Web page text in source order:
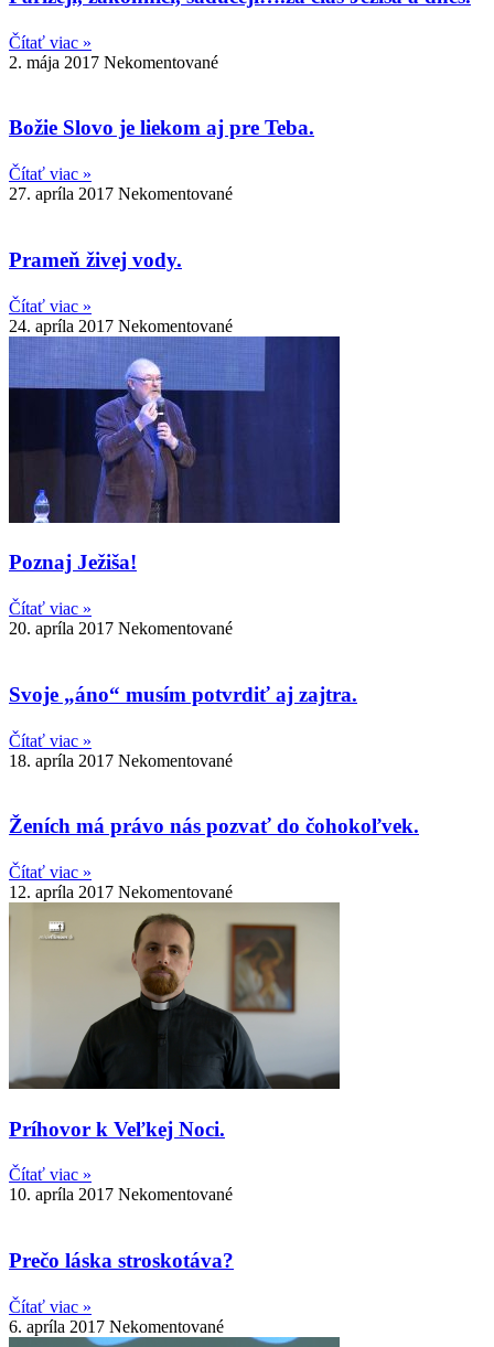
Čítať viac »
2. mája 2017 Nekomentované
Božie Slovo je liekom aj pre Teba.
Čítať viac »
27. apríla 2017 Nekomentované
Prameň živej vody.
Čítať viac »
24. apríla 2017 Nekomentované
Poznaj Ježiša!
Čítať viac »
20. apríla 2017 Nekomentované
Svoje „áno“ musím potvrdiť aj zajtra.
Čítať viac »
18. apríla 2017 Nekomentované
Ženích má právo nás pozvať do čohokoľvek.
Čítať viac »
12. apríla 2017 Nekomentované
Príhovor k Veľkej Noci.
Čítať viac »
10. apríla 2017 Nekomentované
Prečo láska stroskotáva?
Čítať viac »
6. apríla 2017 Nekomentované